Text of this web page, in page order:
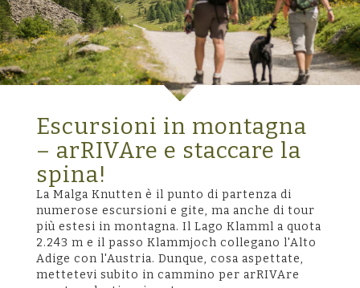
Escursioni in montagna
– arRIVAre e staccare la
spina!
La Malga Knutten è il punto di partenza di
numerose escursioni e gite, ma anche di tour
più estesi in montagna. Il Lago Klamml a quota
2.243 m e il passo Klammjoch collegano l'Alto
Adige con l'Austria. Dunque, cosa aspettate,
mettetevi subito in cammino per arRIVAre